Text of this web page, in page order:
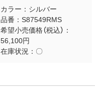
カラー： シルバー
品番： S87549RMS
希望小売価格（税込）：
56,100円
在庫状況： 〇